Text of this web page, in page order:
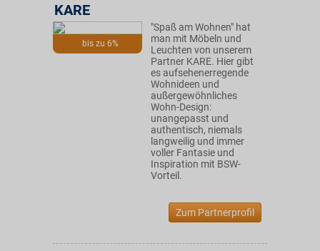
bis zu 6%
KARE
"Spaß am Wohnen" hat
man mit Möbeln und
Leuchten von unserem
Partner KARE. Hier gibt
es aufsehenerregende
Wohnideen und
außergewöhnliches
Wohn-Design:
unangepasst und
authentisch, niemals
langweilig und immer
voller Fantasie und
Inspiration mit BSW-
Vorteil.
Zum Partnerprofil